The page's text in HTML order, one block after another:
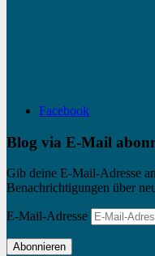
Facebook
Blog via E-Mail
Gib deine E-Mail-Adresse
Benachrichtigungen über
E-Mail-Adresse
Abonnieren